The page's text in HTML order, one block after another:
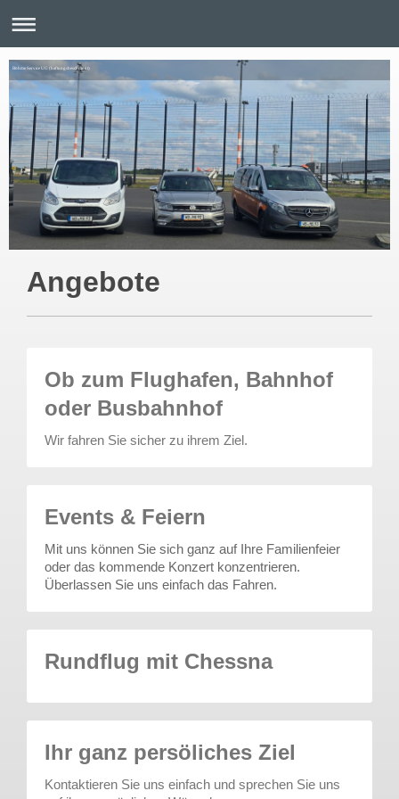
Böhme Service UG (haftungsbeschränkt)
Angebote
Ob zum Flughafen, Bahnhof
oder Busbahnhof
Wir fahren Sie sicher zu ihrem Ziel.
Events & Feiern
Mit uns können Sie sich ganz auf Ihre Familienfeier
oder das kommende Konzert konzentrieren.
Überlassen Sie uns einfach das Fahren.
Rundflug mit Chessna
Ihr ganz persöliches Ziel
Kontaktieren Sie uns einfach und sprechen Sie uns